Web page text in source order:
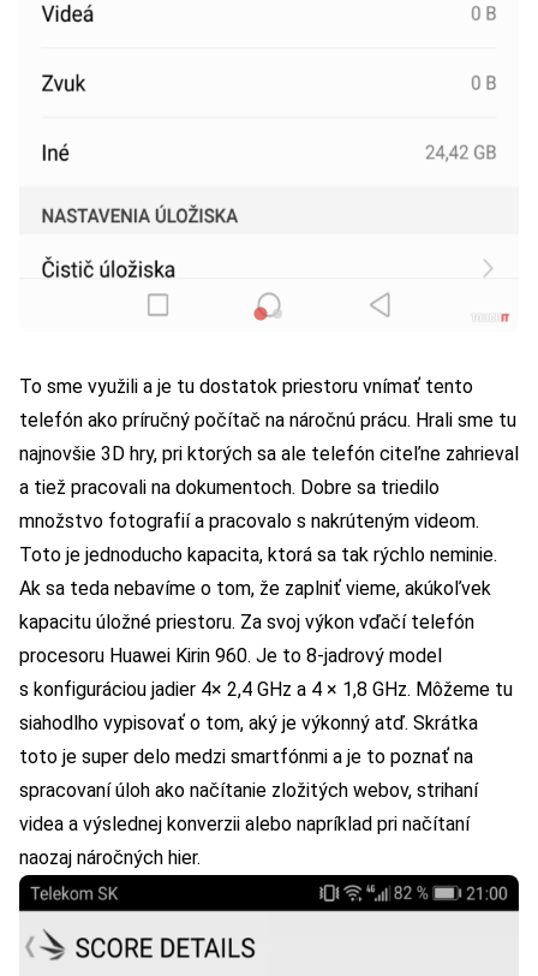
To sme využili a je tu dostatok priestoru vnímať tento
telefón ako príručný počítač na náročnú prácu. Hrali sme tu
najnovšie 3D hry, pri ktorých sa ale telefón citeľne zahrieval
a tiež pracovali na dokumentoch. Dobre sa triedilo
množstvo fotografií a pracovalo s nakrúteným videom.
Toto je jednoducho kapacita, ktorá sa tak rýchlo neminie.
Ak sa teda nebavíme o tom, že zaplniť vieme, akúkoľvek
kapacitu úložné priestoru. Za svoj výkon vďačí telefón
procesoru Huawei Kirin 960. Je to 8-jadrový model
s konfiguráciou jadier 4× 2,4 GHz a 4 × 1,8 GHz. Môžeme tu
siahodlho vypisovať o tom, aký je výkonný atď. Skrátka
toto je super delo medzi smartfónmi a je to poznať na
spracovaní úloh ako načítanie zložitých webov, strihaní
videa a výslednej konverzii alebo napríklad pri načítaní
naozaj náročných hier.